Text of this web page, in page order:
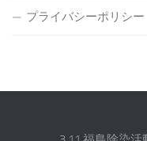
プライバシーポリシー